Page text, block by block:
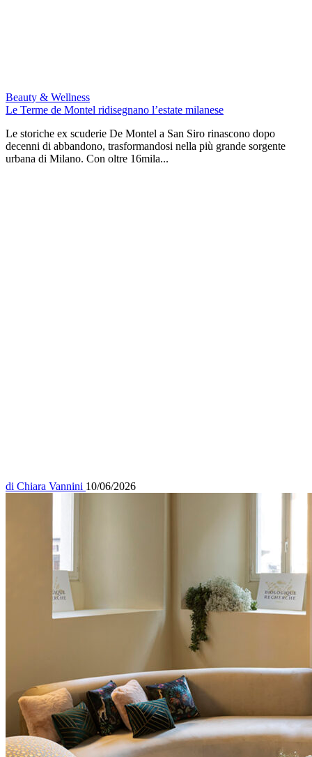
Beauty & Wellness
Le Terme de Montel ridisegnano l’estate milanese
Le storiche ex scuderie De Montel a San Siro rinascono dopo
decenni di abbandono, trasformandosi nella più grande sorgente
urbana di Milano. Con oltre 16mila...
di Chiara Vannini 10/06/2026